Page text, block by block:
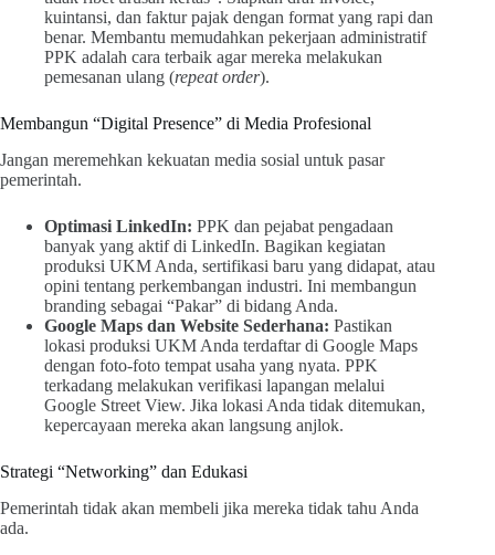
kuintansi, dan faktur pajak dengan format yang rapi dan
benar. Membantu memudahkan pekerjaan administratif
PPK adalah cara terbaik agar mereka melakukan
pemesanan ulang (repeat order).
Membangun “Digital Presence” di Media Profesional
Jangan meremehkan kekuatan media sosial untuk pasar
pemerintah.
Optimasi LinkedIn: PPK dan pejabat pengadaan
banyak yang aktif di LinkedIn. Bagikan kegiatan
produksi UKM Anda, sertifikasi baru yang didapat, atau
opini tentang perkembangan industri. Ini membangun
branding sebagai “Pakar” di bidang Anda.
Google Maps dan Website Sederhana: Pastikan
lokasi produksi UKM Anda terdaftar di Google Maps
dengan foto-foto tempat usaha yang nyata. PPK
terkadang melakukan verifikasi lapangan melalui
Google Street View. Jika lokasi Anda tidak ditemukan,
kepercayaan mereka akan langsung anjlok.
Strategi “Networking” dan Edukasi
Pemerintah tidak akan membeli jika mereka tidak tahu Anda
ada.